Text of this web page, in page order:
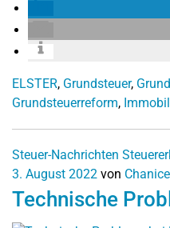
ELSTER, Grundsteuer,
Grundsteuerreform,
Steuer-Nachrichten
3. August 2022 von
Technische